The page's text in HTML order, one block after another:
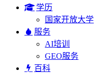
学历
国家开放大学
服务
AI培训
GEO服务
百科